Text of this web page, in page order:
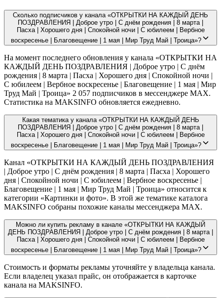
Сколько подписчиков у канала «ОТКРЫТКИ НА КАЖДЫЙ ДЕНЬ
ПОЗДРАВЛЕНИЯ | Доброе утро | С днём рождения | 8 марта |
Пасха | Хорошего дня | Спокойной ночи | С юбилеем | Вербное
воскресенье | Благовещение | 1 мая | Мир Труд Май | Троица»?
На момент последнего обновления у канала «ОТКРЫТКИ НА
КАЖДЫЙ ДЕНЬ ПОЗДРАВЛЕНИЯ | Доброе утро | С днём
рождения | 8 марта | Пасха | Хорошего дня | Спокойной ночи |
С юбилеем | Вербное воскресенье | Благовещение | 1 мая | Мир
Труд Май | Троица» 2 057 подписчиков в мессенджере MAX.
Статистика на MAKSINFO обновляется ежедневно.
Какая тематика у канала «ОТКРЫТКИ НА КАЖДЫЙ ДЕНЬ
ПОЗДРАВЛЕНИЯ | Доброе утро | С днём рождения | 8 марта |
Пасха | Хорошего дня | Спокойной ночи | С юбилеем | Вербное
воскресенье | Благовещение | 1 мая | Мир Труд Май | Троица»?
Канал «ОТКРЫТКИ НА КАЖДЫЙ ДЕНЬ ПОЗДРАВЛЕНИЯ
| Доброе утро | С днём рождения | 8 марта | Пасха | Хорошего
дня | Спокойной ночи | С юбилеем | Вербное воскресенье |
Благовещение | 1 мая | Мир Труд Май | Троица» относится к
категории «Картинки и фото». В этой же тематике каталога
MAKSINFO собраны похожие каналы мессенджера MAX.
Можно ли купить рекламу в канале «ОТКРЫТКИ НА КАЖДЫЙ
ДЕНЬ ПОЗДРАВЛЕНИЯ | Доброе утро | С днём рождения | 8 марта |
Пасха | Хорошего дня | Спокойной ночи | С юбилеем | Вербное
воскресенье | Благовещение | 1 мая | Мир Труд Май | Троица»?
Стоимость и форматы рекламы уточняйте у владельца канала.
Если владелец указал прайс, он отображается в карточке
канала на MAKSINFO.